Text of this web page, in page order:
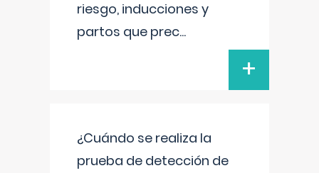
riesgo, inducciones y
partos que prec...
+
¿Cuándo se realiza la
prueba de detección de